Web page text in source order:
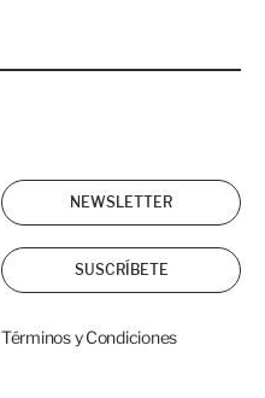
NEWSLETTER
SUSCRÍBETE
Términos y Condiciones